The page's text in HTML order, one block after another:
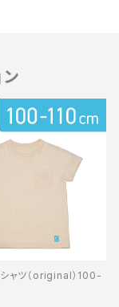
ャツ（original）100-